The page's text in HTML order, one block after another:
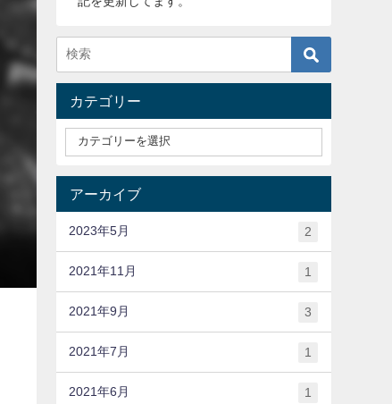
カテゴリー
アーカイブ
2023年5月 2
2021年11月 1
2021年9月 3
2021年7月 1
2021年6月 1